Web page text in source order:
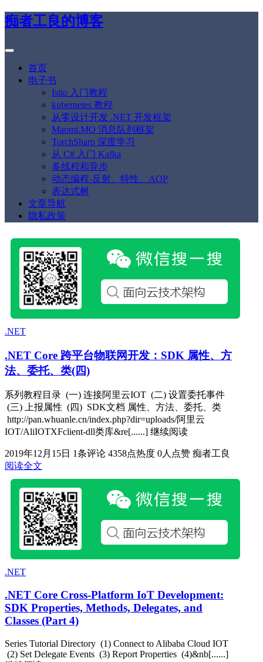
痴者工良的博客
首页
电子书
Istio 入门教程
kubernetes 教程
从零设计开发 .NET 开发框架
Maomi.MQ 消息队列框架
TorchSharp 深度学习
从 C# 入门 Kafka
多线程和异步
动态编程-反射、特性、AOP
表达式树
文章导航
隐私政策
.NET
.NET Core 跨平台物联网开发：SDK 属性、方
法、委托、类(四)
系列教程目录 (一) 连接阿里云IOT (二) 设置委托事件
(三) 上报属性 (四) SDK文档 属性、方法、委托、类
http://pan.whuanle.cn/index.php?dir=uploads/阿里云
IOT/AliIOTXFclient-dll类库&re[......] 继续阅读
2019年12月15日 1条评论 4358点热度 0人点赞 痴者工良
阅读全文
.NET
.NET Core Cross-Platform IoT Development:
SDK Properties, Methods, Delegates, and
Classes (Part 4)
Series Tutorial Directory (1) Connect to Alibaba Cloud IOT
(2) Set Delegate Events (3) Report Properties (4)&nb[......]